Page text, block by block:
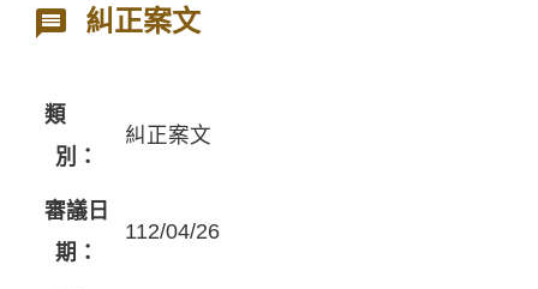
糾正案文
類
別：
糾正案文
審議日
期：
112/04/26